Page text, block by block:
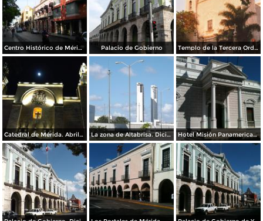
Centro Histórico de Mérida Palacio de Gobierno Templo de la Tercera Orden
Catedral de Mérida. Abril/2015 La zona de Altabrisa. Diciembre/2014 Hotel Misión Panamericana Mérida. Diciembre/2014